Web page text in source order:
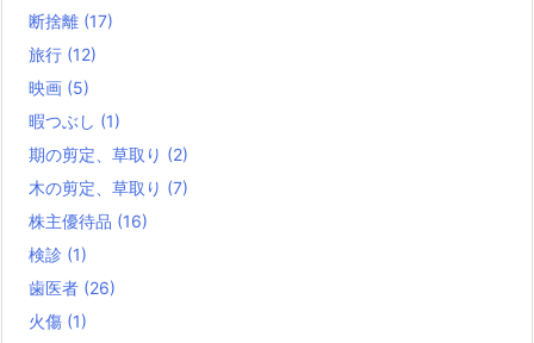
断捨離 (17)
旅行 (12)
映画 (5)
暇つぶし (1)
期の剪定、草取り (2)
木の剪定、草取り (7)
株主優待品 (16)
検診 (1)
歯医者 (26)
火傷 (1)